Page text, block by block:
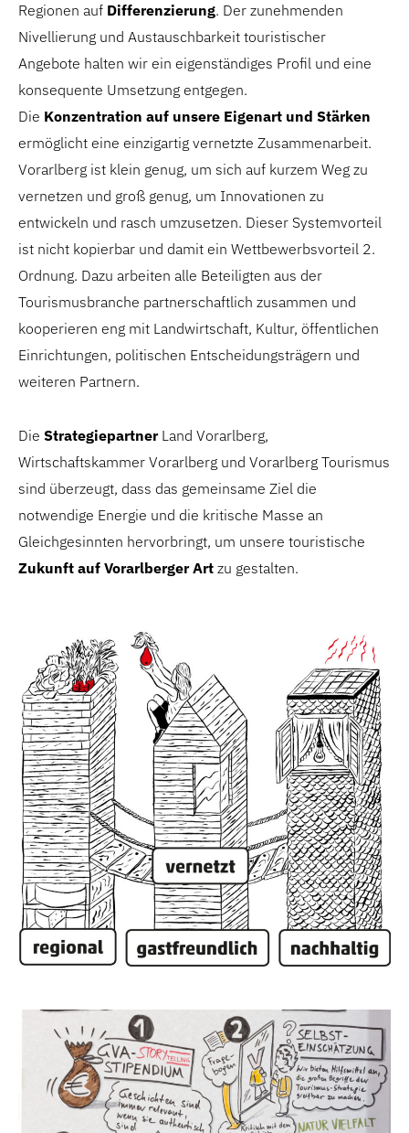
Regionen auf Differenzierung. Der zunehmenden
Nivellierung und Austauschbarkeit touristischer
Angebote halten wir ein eigenständiges Profil und eine
konsequente Umsetzung entgegen.
Die Konzentration auf unsere Eigenart und Stärken
ermöglicht eine einzigartig vernetzte Zusammenarbeit.
Vorarlberg ist klein genug, um sich auf kurzem Weg zu
vernetzen und groß genug, um Innovationen zu
entwickeln und rasch umzusetzen. Dieser Systemvorteil
ist nicht kopierbar und damit ein Wettbewerbsvorteil 2.
Ordnung. Dazu arbeiten alle Beteiligten aus der
Tourismusbranche partnerschaftlich zusammen und
kooperieren eng mit Landwirtschaft, Kultur, öffentlichen
Einrichtungen, politischen Entscheidungsträgern und
weiteren Partnern.
Die StrategiepartnerLand Vorarlberg,
Wirtschaftskammer Vorarlberg und Vorarlberg Tourismus
sind überzeugt, dass das gemeinsame Ziel die
notwendige Energie und die kritische Masse an
Gleichgesinnten hervorbringt, um unsere touristische
Zukunft auf Vorarlberger Art zu gestalten.